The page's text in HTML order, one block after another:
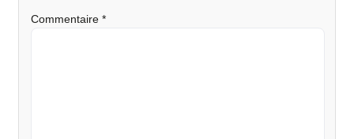
Commentaire *